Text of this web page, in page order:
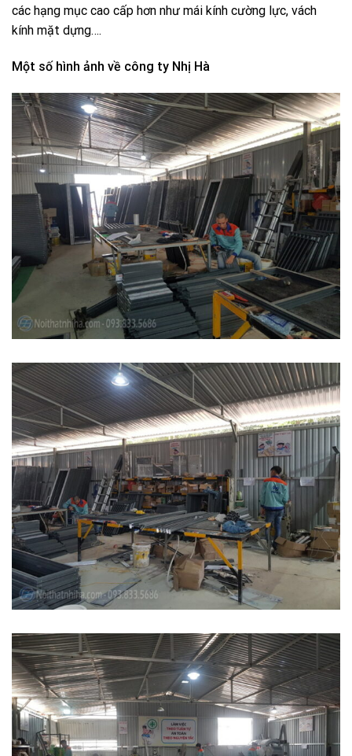
các hạng mục cao cấp hơn như mái kính cường lực, vách
kính mặt dựng….
Một số hình ảnh về công ty Nhị Hà